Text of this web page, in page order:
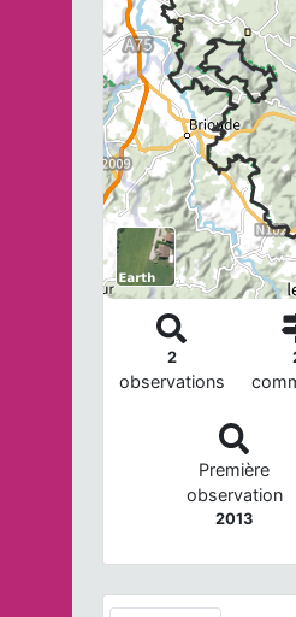
2
observations
Première
observation
2013